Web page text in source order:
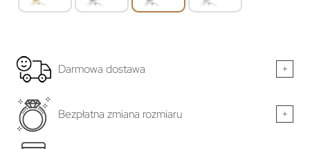
Darmowa dostawa +
Bezpłatna zmiana rozmiaru +